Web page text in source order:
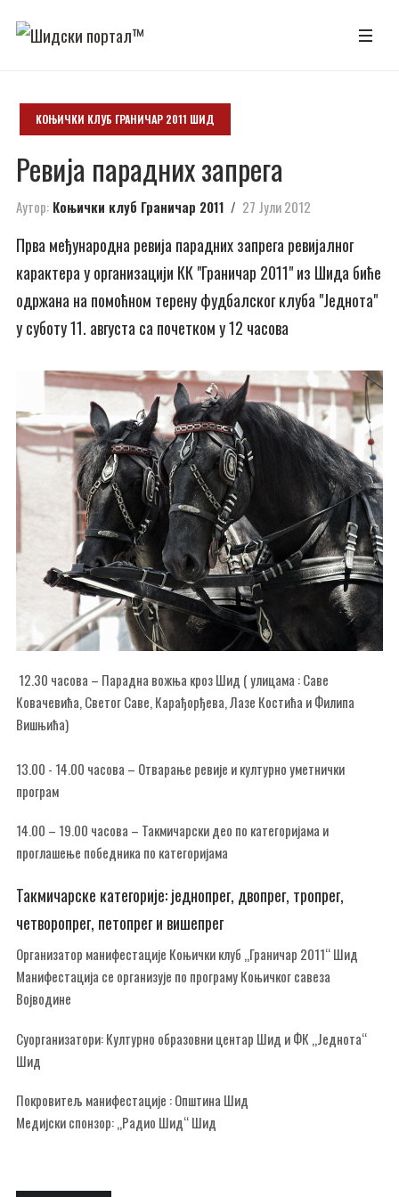
КОЊИЧКИ КЛУБ ГРАНИЧАР 2011 ШИД
Ревија парадних запрега
Аутор: Коњички клуб Граничар 2011 27 Јули 2012
Прва међународна ревија парадних запрега ревијалног
карактера у организацији КК "Граничар 2011" из Шида биће
одржана на помоћном терену фудбалског клуба "Једнота"
у суботу 11. августа са почетком у 12 часова
12.30 часова – Парадна вожња кроз Шид ( улицама : Саве
Ковачевића, Светог Саве, Карађорђева, Лазе Костића и Филипа
Вишњића)
13.00 - 14.00 часова – Отварање ревије и културно уметнички
програм
14.00 – 19.00 часова – Такмичарски део по категоријама и
проглашење победника по категоријама
Такмичарске категорије: једнопрег, двопрег, тропрег,
четворопрег, петопрег и вишепрег
Организатор манифестације Коњички клуб „Граничар 2011“ Шид
Манифестација се организује по програму Коњичког савеза
Војводине
Суорганизатори: Културно образовни центар Шид и ФК „Једнота“
Шид
Покровитељ манифестације : Општина Шид
Медијски спонзор: „Радио Шид“ Шид